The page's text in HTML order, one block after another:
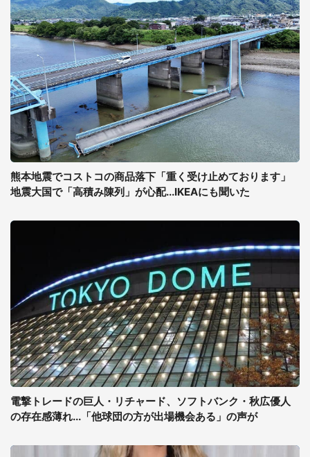
熊本地震でコストコの商品落下「重く受け止めております」
地震大国で「高積み陳列」が心配...IKEAにも聞いた
電撃トレードの巨人・リチャード、ソフトバンク・秋広優人
の存在感薄れ...「他球団の方が出場機会ある」の声が